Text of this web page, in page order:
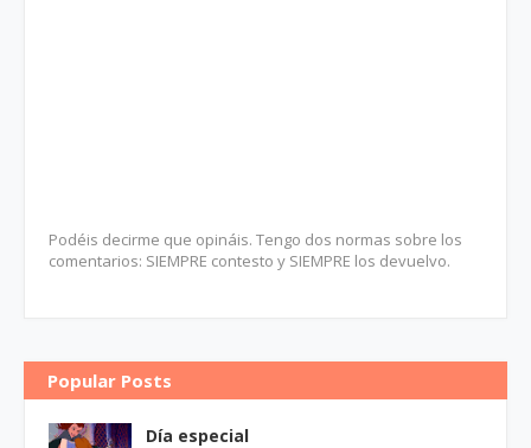
Podéis decirme que opináis. Tengo dos normas sobre los
comentarios: SIEMPRE contesto y SIEMPRE los devuelvo.
Popular Posts
Día especial